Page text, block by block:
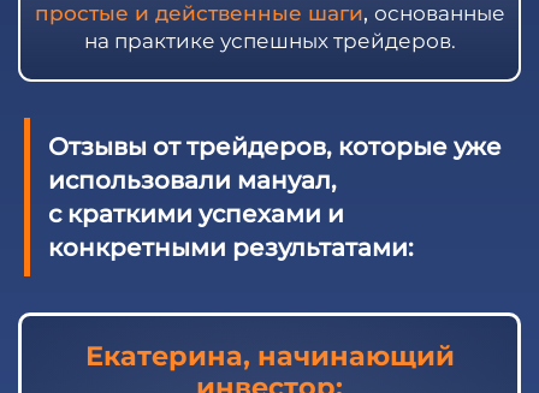
простые и действенные шаги, основанные
на практике успешных трейдеров.
Отзывы от трейдеров, которые уже
использовали мануал,
с краткими успехами и
конкретными результатами:
Екатерина, начинающий